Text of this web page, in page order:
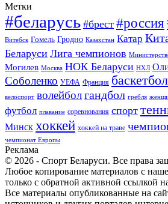
Метки
#беларусь #брест #россия
Витебск Гомель Гродно Казахстан Катар
Беларуси Лига чемпионов
Могилев Москва НОК Беларуси НХЛ
Соболенко УЕФА Франция баскетбол
велоспорт волейболгандбол гребля
футбол плавание соревнования спорт
Минск хоккей хоккей на траве
чемпионат Европы
Реклама
© 2026 - Спорт Беларуси. Все права
Любое копирование материалов с
только с обратной активной ссылкой
Все материалы опубликованные на